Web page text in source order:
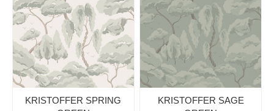
KRISTOFFER SPRING
KRISTOFFER SAGE